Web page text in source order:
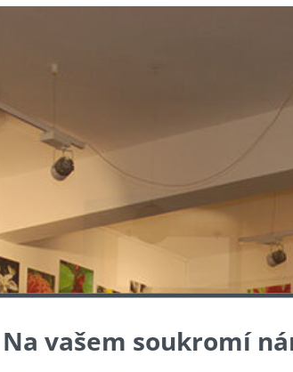
Na vašem soukromí